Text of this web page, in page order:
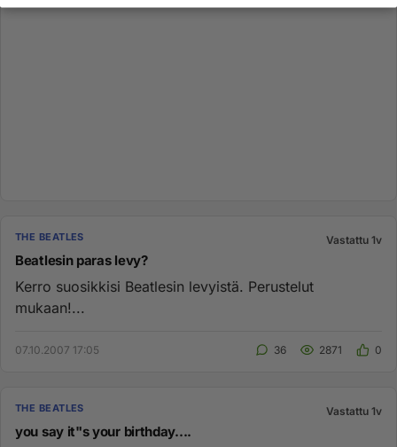
THE BEATLES Vastattu 1v
Beatlesin paras levy?
Kerro suosikkisi Beatlesin levyistä. Perustelut
mukaan!...
07.10.2007 17:05 36 2871 0
THE BEATLES Vastattu 1v
you say it"s your birthday....